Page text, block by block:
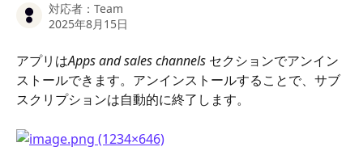
対応者： Team
2025年8月15日
アプリはApps and sales channels セクションでアンイン
ストールできます。アンインストールすることで、サブ
スクリプションは自動的に終了します。